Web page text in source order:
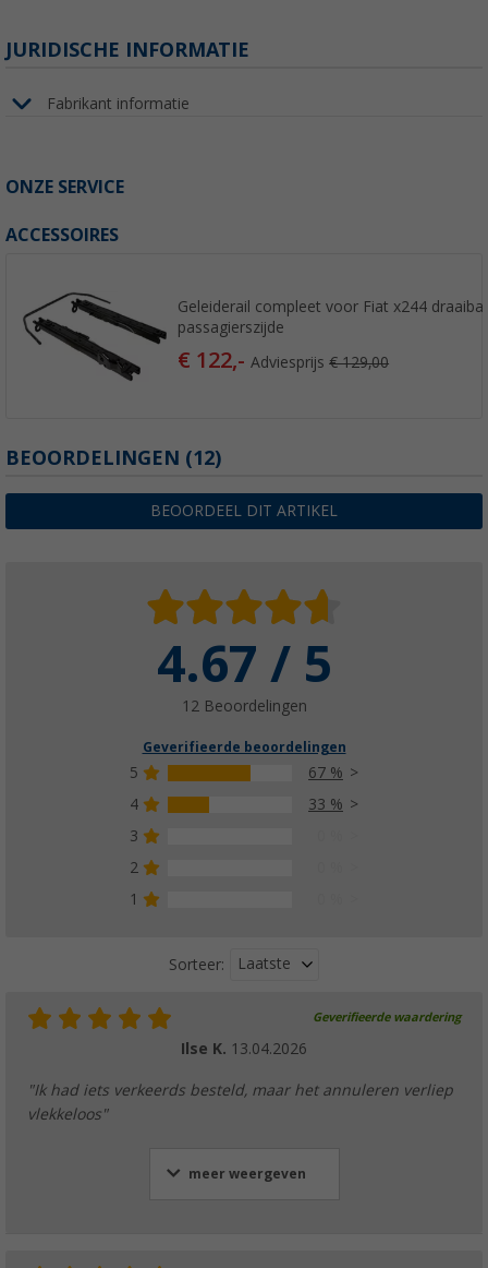
JURIDISCHE INFORMATIE
Fabrikant informatie
ONZE SERVICE
ACCESSOIRES
Geleiderail compleet voor Fiat x244
passagierszijde
€ 122,-Adviesprijs€ 129,00
BEOORDELINGEN (12)
BEOORDEEL DIT ARTIKEL
4.67 / 5
12 Beoordelingen
Geverifieerde beoordelingen
5
67 %
4
33 %
3
2
1
Sorteer: Laatste
Geverifieerde waardering
Ilse K. 13.04.2026
"Ik had iets verkeerds besteld, maar het annuleren verliep
vlekkeloos"
meer weergeven